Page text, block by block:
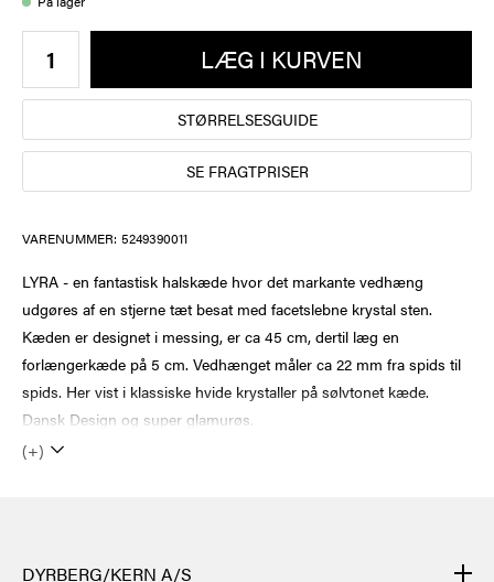
LÆG I KURVEN
STØRRELSESGUIDE
SE FRAGTPRISER
VARENUMMER: 5249390011
LYRA - en fantastisk halskæde hvor det markante vedhæng
udgøres af en stjerne tæt besat med facetslebne krystal sten.
Kæden er designet i messing, er ca 45 cm, dertil læg en
forlængerkæde på 5 cm. Vedhænget måler ca 22 mm fra spids til
spids. Her vist i klassiske hvide krystaller på sølvtonet kæde.
Dansk Design og super glamurøs.
(+)
DYRBERG/KERN A/S